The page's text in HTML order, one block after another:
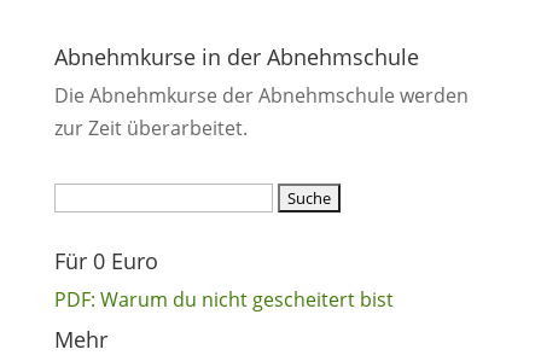
Abnehmkurse in der Abnehmschule
Die Abnehmkurse der Abnehmschule werden
zur Zeit überarbeitet.
Für 0 Euro
PDF: Warum du nicht gescheitert bist
Mehr